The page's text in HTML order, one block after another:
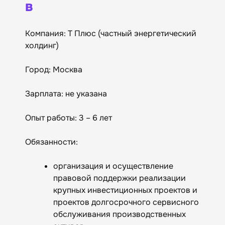
в
Компания: Т Плюс (частный энергетический
холдинг)
Город: Москва
Зарплата: не указана
Опыт работы: 3 – 6 лет
Обязанности:
организация и осуществление
правовой поддержки реализации
крупных инвестиционных проектов и
проектов долгосрочного сервисного
обслуживания производственных